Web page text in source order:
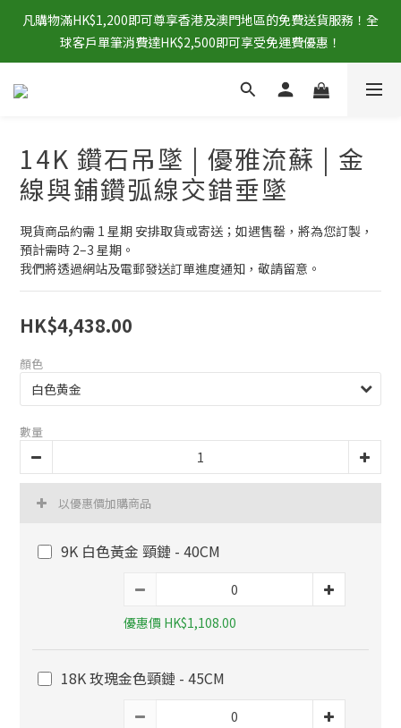
凡購物滿HK$1,200即可尊享香港及澳門地區的免費送貨服務！全
球客戶單筆消費達HK$2,500即可享受免運費優惠！
14K 鑽石吊墜 | 優雅流蘇 | 金
線與鋪鑽弧線交錯垂墜
現貨商品約需 1 星期 安排取貨或寄送；如遇售罄，將為您訂製，
預計需時 2–3 星期。
我們將透過網站及電郵發送訂單進度通知，敬請留意。
HK$4,438.00
顏色
數量
以優惠價加購商品
9K 白色黃金 頸鏈 - 40CM
優惠價 HK$1,108.00
18K 玫瑰金色頸鏈 - 45CM